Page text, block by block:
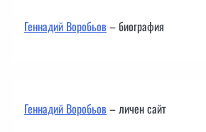
Геннадий Воробьов– биография
Геннадий Воробьов– личен сайт